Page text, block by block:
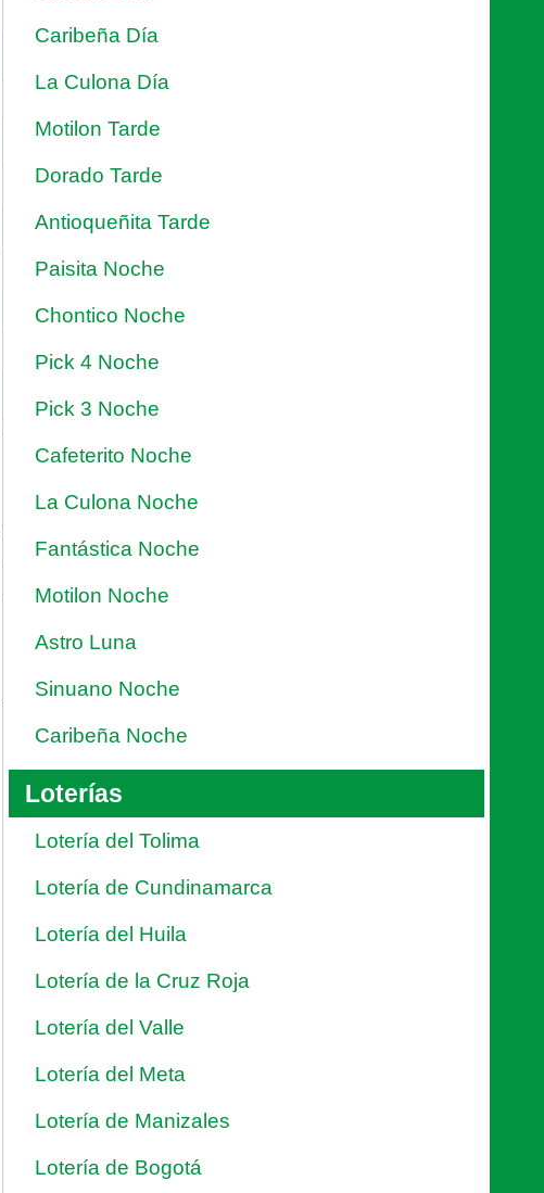
Caribeña Día
La Culona Día
Motilon Tarde
Dorado Tarde
Antioqueñita Tarde
Paisita Noche
Chontico Noche
Pick 4 Noche
Pick 3 Noche
Cafeterito Noche
La Culona Noche
Fantástica Noche
Motilon Noche
Astro Luna
Sinuano Noche
Caribeña Noche
Loterías
Lotería del Tolima
Lotería de Cundinamarca
Lotería del Huila
Lotería de la Cruz Roja
Lotería del Valle
Lotería del Meta
Lotería de Manizales
Lotería de Bogotá